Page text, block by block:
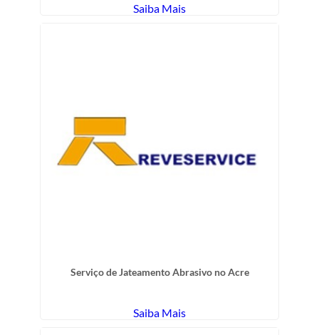
Saiba Mais
Serviço de Jateamento Abrasivo no Acre
Saiba Mais